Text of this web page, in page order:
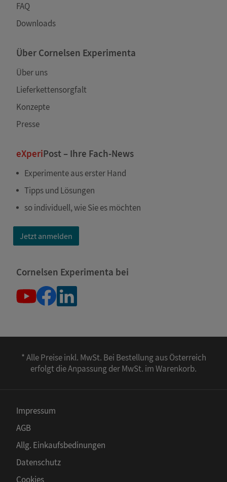
FAQ
Downloads
Über Cornelsen Experimenta
Über uns
Lieferkettensorgfalt
Konzepte
Presse
eXperiPost – Ihre Fach-News
Experimente aus erster Hand
Tipps und Lösungen
so individuell, wie Sie es möchten
Jetzt anmelden
Cornelsen Experimenta bei
* Alle Preise inkl. MwSt. Bei Bestellung aus Österreich
erfolgt die Anpassung der MwSt. im Warenkorb.
Impressum
AGB
Allg. Einkaufsbedinungen
Datenschutz
Cookies